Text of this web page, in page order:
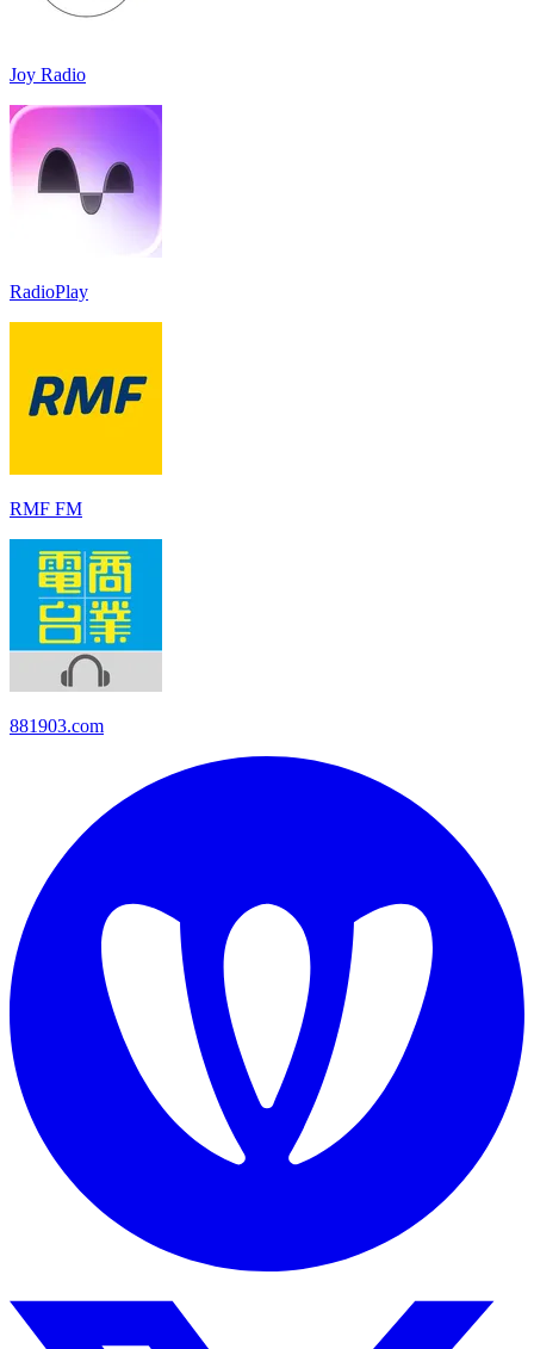
Joy Radio
RadioPlay
RMF FM
881903.com